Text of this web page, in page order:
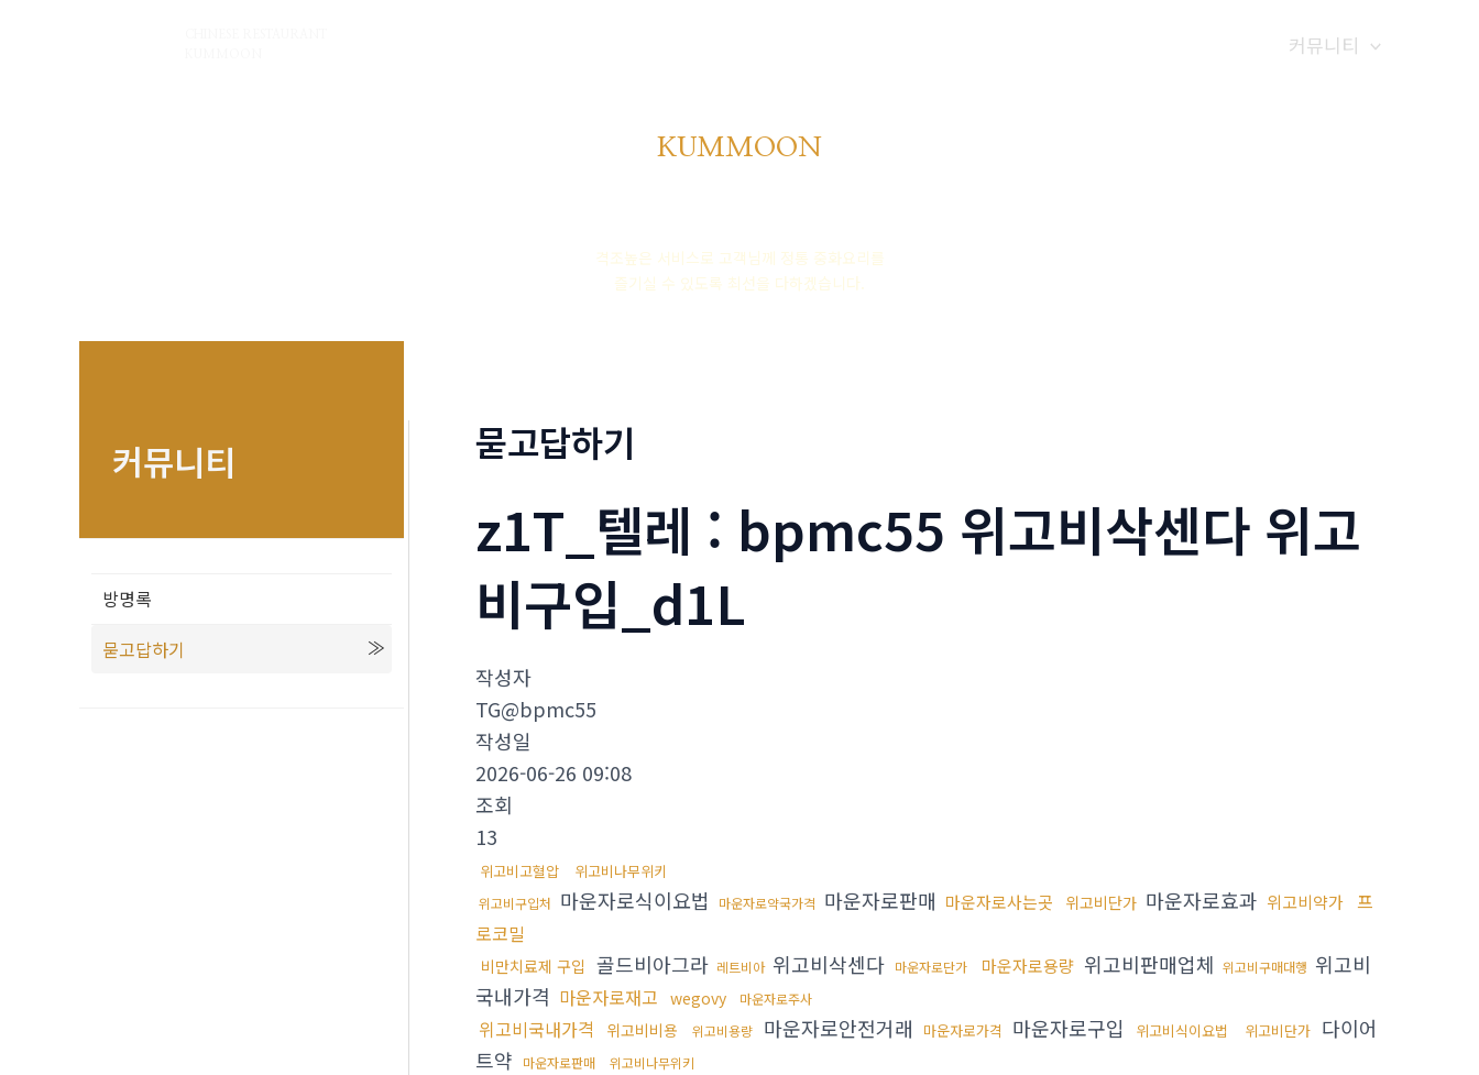
커뮤니티
KUMMOON
격조높은 서비스로 고객님께 정통 중화요리를
즐기실 수 있도록 최선을 다하겠습니다.
커뮤니티
방명록
묻고답하기
묻고답하기
z1T_텔레 : bpmc55 위고비삭센다 위고
비구입_d1L
작성자
TG@bpmc55
작성일
2026-06-26 09:08
조회
13
위고비고혈압 위고비나무위키
위고비구입처 마운자로식이요법 마운자로약국가격 마운자로판매 마운자로사는곳 위고비단가 마운자로효과 위고비약가 프
로코밀
비만치료제 구입 골드비아그라 레트비아 위고비삭센다 마운자로단가 마운자로용량 위고비판매업체 위고비구매대행 위고비
국내가격 마운자로재고 wegovy 마운자로주사
위고비국내가격 위고비비용 위고비용량 마운자로안전거래 마운자로가격 마운자로구입 위고비식이요법 위고비단가 다이어
트약
마운자로판매
위고비나무위키